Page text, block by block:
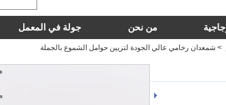
من نحن جولة في المعمل
> شمعدان رخامي عالي الجودة لتزيين حوامل الشموع بالجملة